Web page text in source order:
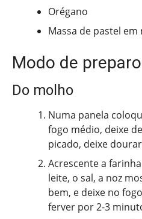
Orégano
Massa de pastel em
Modo de preparo
Do molho
Numa panela
fogo médio, deixe
picado, deixe
Acrescente a
leite, o sal, a noz
bem, e deixe no
ferver por 2-3